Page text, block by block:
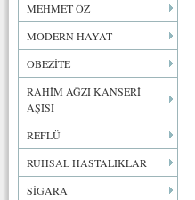
MEHMET ÖZ
MODERN HAYAT
OBEZİTE
RAHİM AĞZI KANSERİ
AŞISI
REFLÜ
RUHSAL HASTALIKLAR
SİGARA